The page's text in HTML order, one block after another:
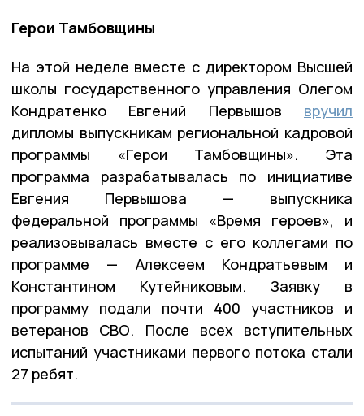
Герои Тамбовщины
На этой неделе вместе с директором Высшей
школы государственного управления Олегом
Кондратенко Евгений Первышов вручил
дипломы выпускникам региональной кадровой
программы «Герои Тамбовщины». Эта
программа разрабатывалась по инициативе
Евгения Первышова — выпускника
федеральной программы «Время героев», и
реализовывалась вместе с его коллегами по
программе — Алексеем Кондратьевым и
Константином Кутейниковым. Заявку в
программу подали почти 400 участников и
ветеранов СВО. После всех вступительных
испытаний участниками первого потока стали
27 ребят.